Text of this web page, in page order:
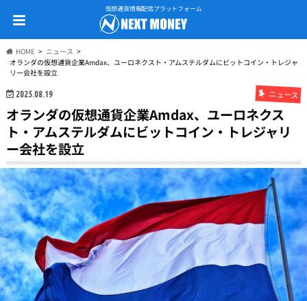
仮想通貨情報配信プラットフォーム
HOME
ニュース
オランダの仮想通貨企業Amdax、ユーロネクスト・アムステルダムにビットコイン・トレジャ
リー会社を設立
2025.08.19 ニュース
オランダの仮想通貨企業Amdax、ユーロネクス
ト・アムステルダムにビットコイン・トレジャリ
ー会社を設立